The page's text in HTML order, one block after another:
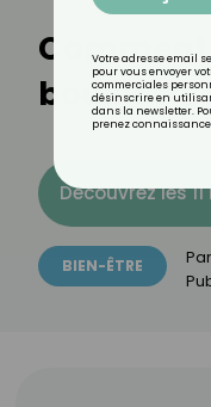
bouillotte
Découvrez les
BIEN-ÊTRE Par
Votre adresse email
pour vous envoyer
commerciales
désinscrire en
dans la newsletter.
prenez